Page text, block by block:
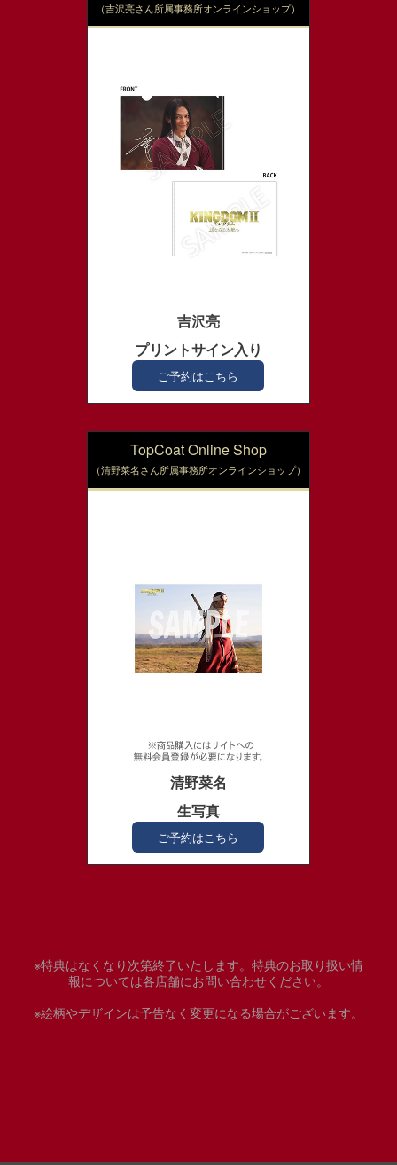
（吉沢亮さん所属事務所オンラインショップ）
吉沢亮
プリントサイン入り
A5クリアファイル
ご予約はこちら
TopCoat Online Shop
（清野菜名さん所属事務所オンラインショップ）
清野菜名
生写真
ご予約はこちら
※特典はなくなり次第終了いたします。特典のお取り扱い情
報については各店舗にお問い合わせください。
※絵柄やデザインは予告なく変更になる場合がございます。